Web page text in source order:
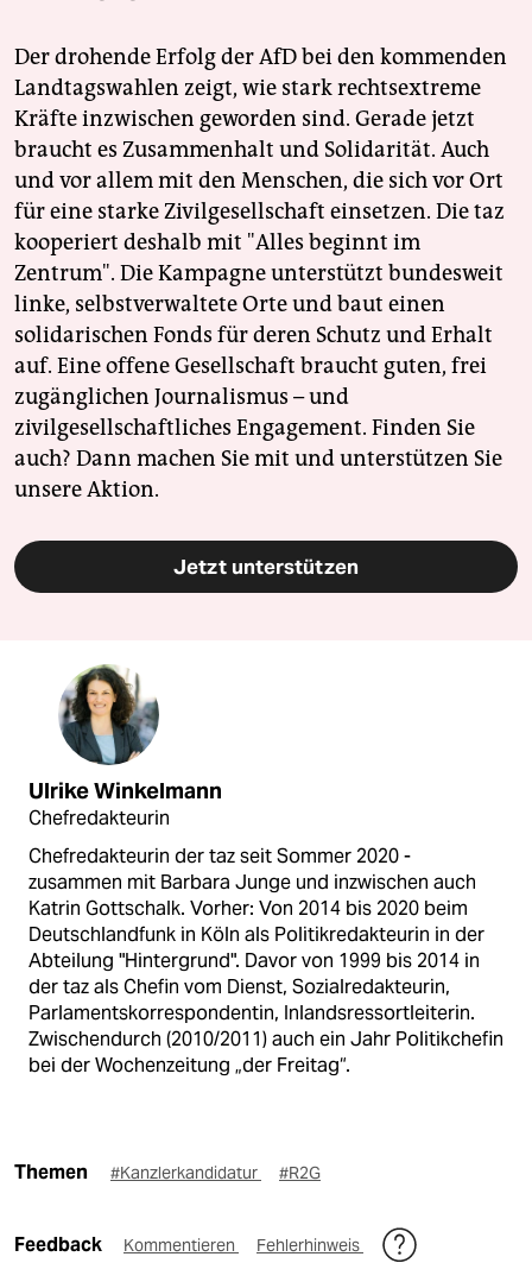
Der drohende Erfolg der AfD bei den kommenden
Landtagswahlen zeigt, wie stark rechtsextreme
Kräfte inzwischen geworden sind. Gerade jetzt
braucht es Zusammenhalt und Solidarität. Auch
und vor allem mit den Menschen, die sich vor Ort
für eine starke Zivilgesellschaft einsetzen. Die taz
kooperiert deshalb mit "Alles beginnt im
Zentrum". Die Kampagne unterstützt bundesweit
linke, selbstverwaltete Orte und baut einen
solidarischen Fonds für deren Schutz und Erhalt
auf. Eine offene Gesellschaft braucht guten, frei
zugänglichen Journalismus – und
zivilgesellschaftliches Engagement. Finden Sie
auch? Dann machen Sie mit und unterstützen Sie
unsere Aktion.
Jetzt unterstützen
Ulrike Winkelmann
Chefredakteurin
Chefredakteurin der taz seit Sommer 2020 -
zusammen mit Barbara Junge und inzwischen auch
Katrin Gottschalk. Vorher: Von 2014 bis 2020 beim
Deutschlandfunk in Köln als Politikredakteurin in der
Abteilung "Hintergrund". Davor von 1999 bis 2014 in
der taz als Chefin vom Dienst, Sozialredakteurin,
Parlamentskorrespondentin, Inlandsressortleiterin.
Zwischendurch (2010/2011) auch ein Jahr Politikchefin
bei der Wochenzeitung „der Freitag“.
Themen #Kanzlerkandidatur #R2G
Feedback Kommentieren Fehlerhinweis